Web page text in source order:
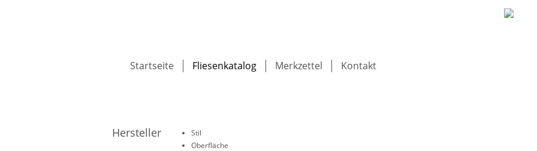
Startseite Fliesenkatalog Merkzettel Kontakt
Hersteller
Stil
Oberfläche